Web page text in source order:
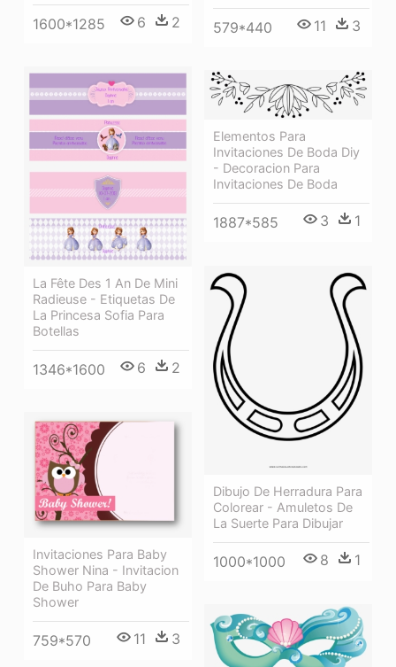
579*440 11 3
1600*1285 6 2
La Fête Des 1 An De Mini
Radieuse - Etiquetas De
La Princesa Sofia Para
Botellas
1346*1600 6 2
Elementos Para
Invitaciones De Boda Diy
- Decoracion Para
Invitaciones De Boda
1887*585 3 1
Dibujo De Herradura Para
Colorear - Amuletos De
La Suerte Para Dibujar
1000*1000 8 1
Invitaciones Para Baby
Shower Nina - Invitacion
De Buho Para Baby
Shower
759*570 11 3